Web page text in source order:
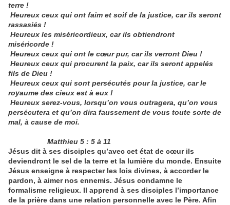
terre !
Heureux ceux qui ont faim et soif de la justice, car ils seront
rassasiés !
Heureux les miséricordieux, car ils obtiendront
miséricorde !
Heureux ceux qui ont le cœur pur, car ils verront Dieu !
Heureux ceux qui procurent la paix, car ils seront appelés
fils de Dieu !
Heureux ceux qui sont persécutés pour la justice, car le
royaume des cieux est à eux !
Heureux serez-vous, lorsqu’on vous outragera, qu’on vous
persécutera et qu’on dira faussement de vous toute sorte de
mal, à cause de moi.
Matthieu 5 : 5 à 11
Jésus dit à ses disciples qu’avec cet état de cœur ils
deviendront le sel de la terre et la lumière du monde. Ensuite
Jésus enseigne à respecter les lois divines, à accorder le
pardon, à aimer nos ennemis. Jésus condamne le
formalisme religieux. Il apprend à ses disciples l’importance
de la prière dans une relation personnelle avec le Père. Afin